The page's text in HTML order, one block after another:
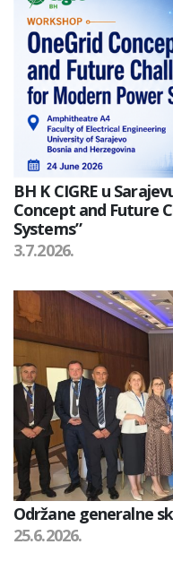
BH K CIGRE u
Concept and Future
Systems”
3.7.2026.
Održane generalne
25.6.2026.